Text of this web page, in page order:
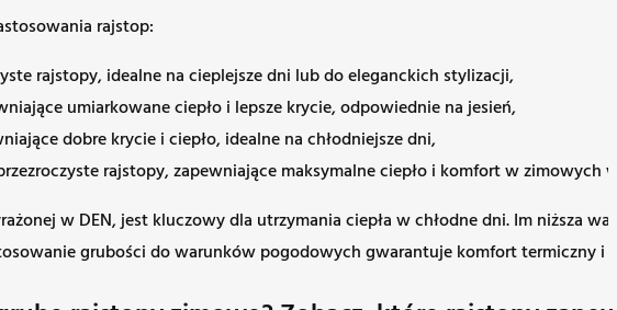
rajstop:
rajstopy, idealne na cieplejsze dni lub do eleganckich stylizacji,
umiarkowane ciepło i lepsze krycie, odpowiednie na jesień,
dobre krycie i ciepło, idealne na chłodniejsze dni,
rajstopy, zapewniające maksymalne ciepło i komfort w zimowych
w DEN, jest kluczowy dla utrzymania ciepła w chłodne dni. Im niższa
grubości do warunków pogodowych gwarantuje komfort termiczny i